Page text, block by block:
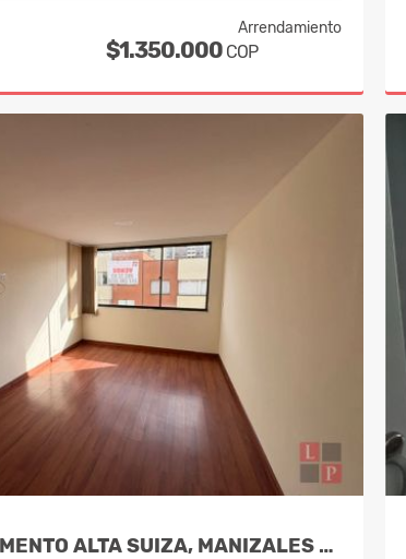
Arrendamiento
$1.350.000 COP
VENTA APARTAMENTO ALTA SUIZA, MANIZALES COD 10087461